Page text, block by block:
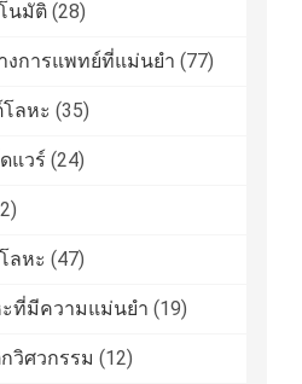
นมัติ (28)
งการแพทย์ที่แม่นยำ (77)
ลหะ (35)
แวร์ (24)
ลหะ (47)
ที่มีความแม่นยำ (19)
วิศวกรรม (12)